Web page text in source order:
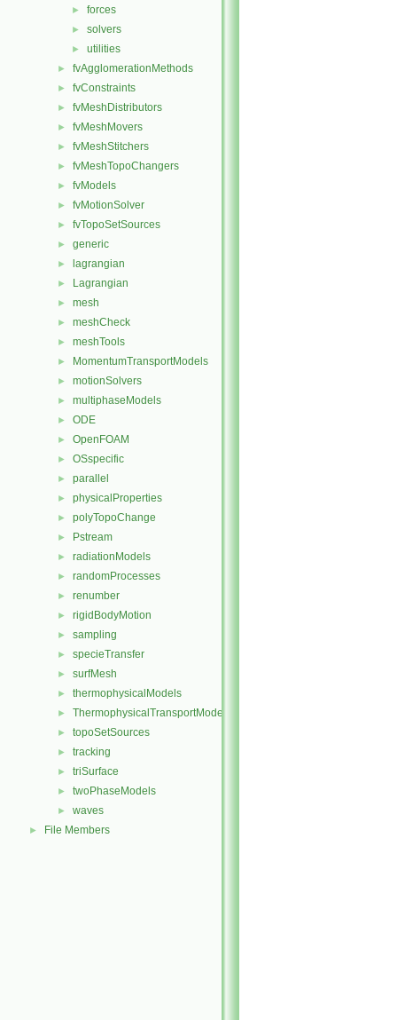
► forces
► solvers
► utilities
► fvAgglomerationMethods
► fvConstraints
► fvMeshDistributors
► fvMeshMovers
► fvMeshStitchers
► fvMeshTopoChangers
► fvModels
► fvMotionSolver
► fvTopoSetSources
► generic
► lagrangian
► Lagrangian
► mesh
► meshCheck
► meshTools
► MomentumTransportModels
► motionSolvers
► multiphaseModels
► ODE
► OpenFOAM
► OSspecific
► parallel
► physicalProperties
► polyTopoChange
► Pstream
► radiationModels
► randomProcesses
► renumber
► rigidBodyMotion
► sampling
► specieTransfer
► surfMesh
► thermophysicalModels
► ThermophysicalTransportModels
► topoSetSources
► tracking
► triSurface
► twoPhaseModels
► waves
► File Members